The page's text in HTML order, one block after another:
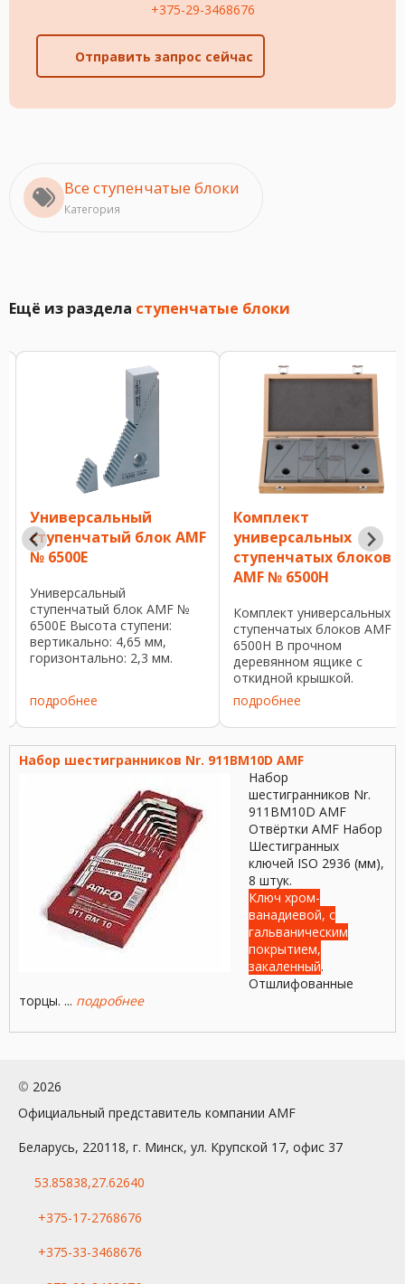
+375-29-3468676
Отправить запрос сейчас
Все ступенчатые блоки
Категория
Ещё из раздела ступенчатые блоки
Универсальный
ступенчатый блок AMF
№ 6500Е
Универсальный
ступенчатый блок AMF №
6500Е Высота ступени:
вертикально: 4,65 мм,
горизонтально: 2,3 мм.
Размер H мин. Н мах. A B C
Вес [g] 73296 1 23 51 19 30
66 300 73312 3 71 ...
подробнее
Комплект
универсальных
ступенчатых блоков
AMF № 6500H
Комплект универсальных
ступенчатых блоков AMF
6500H В прочном
деревянном ящике с
откидной крышкой.
Закаленная сталь,
лакированная. № заказа В
набор входит H мин. Н мах.
Ящик L x B x H Вес [Kg]
73346 8x6500E/1, 8x6500E/
4x6500E/3 23 208 ...
подробнее
Набор шестигранников Nr. 911BM10D AMF
Набор
шестигранников Nr.
911BM10D AMF
Отвёртки AMF Набор
Шестигранных
ключей ISO 2936 (мм),
8 штук.
Ключ хром-
ванадиевой, с
гальваническим
покрытием,
закаленный.
Отшлифованные
торцы. ... подробнее
© 2026
Официальный представитель компании AMF
Беларусь, 220118, г. Минск, ул. Крупской 17, офис 37
53.85838,27.62640
+375-17-2768676
+375-33-3468676